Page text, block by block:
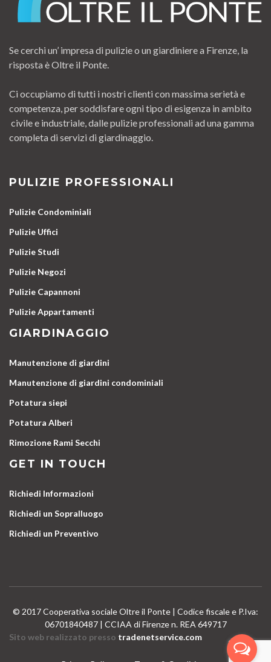
Se cerchi un’ impresa di pulizie o un giardiniere a Firenze, la
risposta è Oltre il Ponte.
Ci occupiamo di tutti i nostri clienti con massima serietà e
competenza, per soddisfare ogni tipo di esigenza in ambito
civile e industriale, dalle pulizie professionali ad una gamma
completa di servizi di giardinaggio.
PULIZIE PROFESSIONALI
Pulizie Condominiali
Pulizie Uffici
Pulizie Studi
Pulizie Negozi
Pulizie Capannoni
Pulizie Appartamenti
GIARDINAGGIO
Manutenzione di giardini
Manutenzione di giardini condominiali
Potatura siepi
Potatura Alberi
Rimozione Rami Secchi
GET IN TOUCH
Richiedi Informazioni
Richiedi un Sopralluogo
Richiedi un Preventivo
© 2017 Cooperativa sociale Oltre il Ponte | Codice fiscale e P.Iva:
06701840487 | CCIAA di Firenze n. REA 649717
Sito web realizzato presso tradenetservice.com